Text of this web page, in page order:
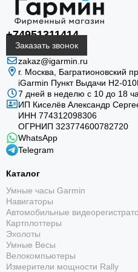
+74951311414
Заказать звонок
zakaz@igarmin.ru
г. Москва, Багратионовский
iGarmin Пункт Выдачи Н2-
7 дней в неделю с 10 до 18
ИП Киселёв Александр
ИНН 774312098306
ОГРНИП 323774600782720
WhatsApp
Telegram
Каталог
Умные часы Garmin
Навигаторы
Автомобильные
Картплоттеры
Эхолоты
Умные Весы
Велокомпьютеры
Измерители мощности Rally